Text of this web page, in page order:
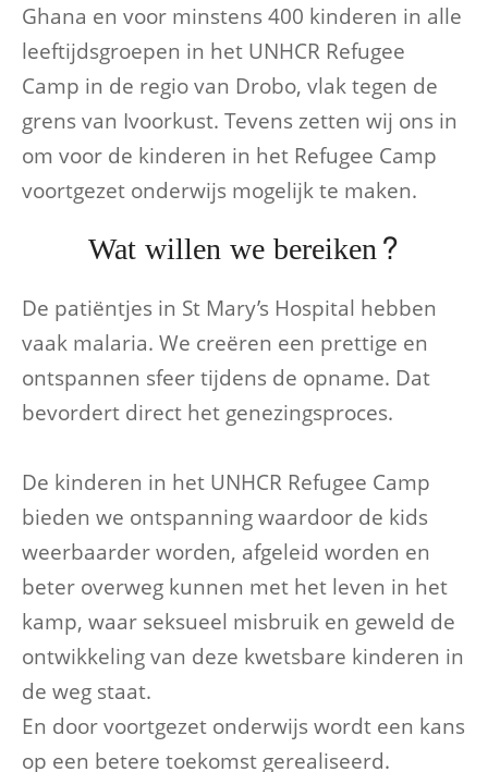
Ghana en voor minstens 400 kinderen in alle
leeftijdsgroepen in het UNHCR Refugee
Camp in de regio van Drobo, vlak tegen de
grens van Ivoorkust. Tevens zetten wij ons in
om voor de kinderen in het Refugee Camp
voortgezet onderwijs mogelijk te maken.
Wat willen we bereiken?
De patiëntjes in St Mary’s Hospital hebben
vaak malaria. We creëren een prettige en
ontspannen sfeer tijdens de opname. Dat
bevordert direct het genezingsproces.
De kinderen in het UNHCR Refugee Camp
bieden we ontspanning waardoor de kids
weerbaarder worden, afgeleid worden en
beter overweg kunnen met het leven in het
kamp, waar seksueel misbruik en geweld de
ontwikkeling van deze kwetsbare kinderen in
de weg staat.
En door voortgezet onderwijs wordt een kans
op een betere toekomst gerealiseerd.